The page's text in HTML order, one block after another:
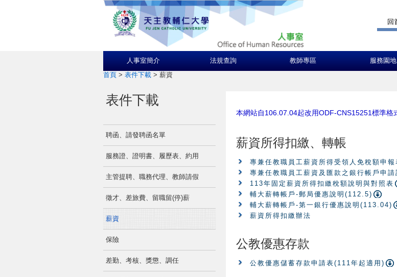
回
人事室簡介 法規查詢 教師專區 服務園地
首頁 > 表件下載 > 薪資
表件下載
聘函、請發聘函名單
服務證、證明書、履歷表、約用
主管提聘、職務代理、教師請假
徵才、差旅費、留職留(停)薪
薪資
保險
差勤、考核、獎懲、調任
本網站自106.07.04起改用ODF-CNS15251標準
薪資所得扣繳、轉帳
專兼任教職員工薪資所得受領人免稅額申
專兼任教職員工薪資及匯款之銀行帳戶申
113年固定薪資所得扣繳稅額說明與對照表
輔大薪轉帳戶-郵局優惠說明(112.5)
輔大薪轉帳戶-第一銀行優惠說明(113.04)
薪資所得扣繳辦法
公教優惠存款
公教優惠儲蓄存款申請表(111年起適用)